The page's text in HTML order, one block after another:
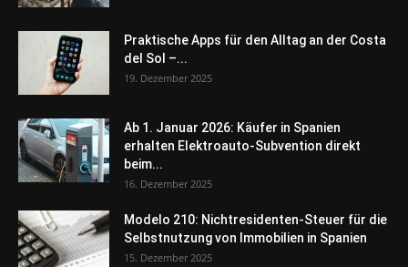
Praktische Apps für den Alltag an der Costa
del Sol –...
19. Dezember 2025
Ab 1. Januar 2026: Käufer in Spanien
erhalten Elektroauto-Subvention direkt
beim...
16. Dezember 2025
Modelo 210: Nichtresidenten-Steuer für die
Selbstnutzung von Immobilien in Spanien
15. Dezember 2025